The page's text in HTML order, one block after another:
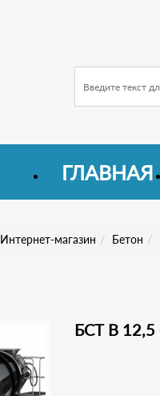
ГЛАВНАЯ
Интернет-магазин Бетон
БСТ В